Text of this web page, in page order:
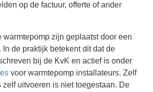
op de factuur, offerte of ander
warmtepomp zijn geplaatst door een
In de praktijk betekent dit dat de
bij de KvK en actief is onder
voor warmtepomp installateurs. Zelf
zelf uitvoeren is niet toegestaan. De